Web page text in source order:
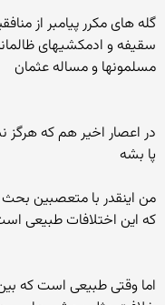
گله های مکرر پیامبر از
سقیفه و ادمکشیهای
مسلمونها و مساله عثمان
در اعصار اخیر هم که
پا بشه
من اینقدر با متعصبین
که این اختلافات طبیعی
اما وقتی طبیعی است که